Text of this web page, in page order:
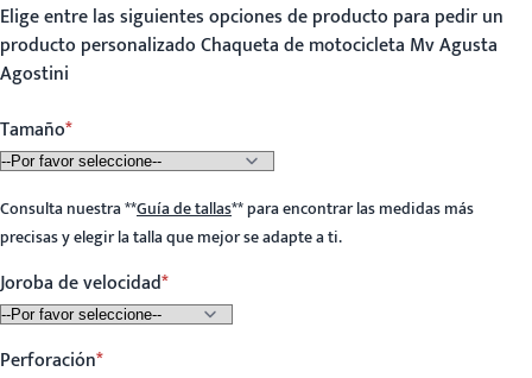
Elige entre las siguientes opciones de producto para pedir un
producto personalizado Chaqueta de motocicleta Mv Agusta
Agostini
Tamaño
Consulta nuestra**Guía de tallas**para encontrar las medidas más
precisas y elegir la talla que mejor se adapte a ti.
Joroba de velocidad
Perforación